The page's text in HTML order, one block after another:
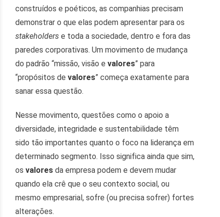
construídos e poéticos, as companhias precisam
demonstrar o que elas podem apresentar para os
stakeholders e toda a sociedade, dentro e fora das
paredes corporativas. Um movimento de mudança
do padrão “missão, visão evalores” para
“propósitos devalores” começa exatamente para
sanar essa questão.
Nesse movimento, questões como o apoio a
diversidade, integridade e sustentabilidade têm
sido tão importantes quanto o foco na liderança em
determinado segmento. Isso significa ainda que sim,
osvaloresda empresa podem e devem mudar
quando ela crê que o seu contexto social, ou
mesmo empresarial, sofre (ou precisa sofrer) fortes
alterações.